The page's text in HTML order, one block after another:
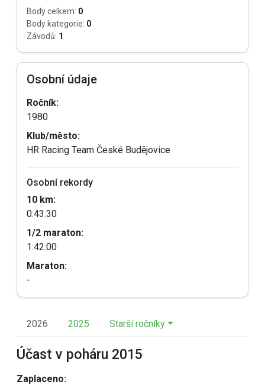
Body celkem: 0
Body kategorie: 0
Závodů: 1
Osobní údaje
Ročník:
1980
Klub/město:
HR Racing Team České Budějovice
Osobní rekordy
10 km:
0:43:30
1/2 maraton:
1:42:00
Maraton:
-
2026 2025 Starší ročníky
Účast v poháru 2015
Zaplaceno: